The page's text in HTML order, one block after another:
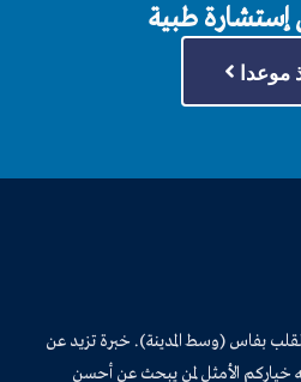
إستشارة طبية
موعدا
بفاس (وسط المدينة). خبرة تزيد عن
خياركم الأمثل لمن يبحث عن أحسن